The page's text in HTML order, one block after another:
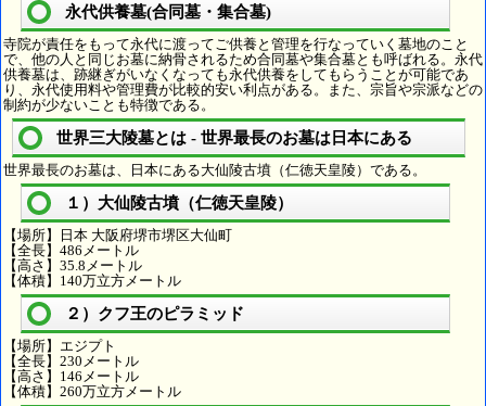
永代供養墓(合同墓・集合墓)
寺院が責任をもって永代に渡ってご供養と管理を行なっていく墓地のこと
で、他の人と同じお墓に納骨されるため合同墓や集合墓とも呼ばれる。永代
供養墓は、跡継ぎがいなくなっても永代供養をしてもらうことが可能であ
り、永代使用料や管理費が比較的安い利点がある。また、宗旨や宗派などの
制約が少ないことも特徴である。
世界三大陵墓とは - 世界最長のお墓は日本にある
世界最長のお墓は、日本にある大仙陵古墳（仁徳天皇陵）である。
１）大仙陵古墳（仁徳天皇陵）
【場所】日本 大阪府堺市堺区大仙町
【全長】486メートル
【高さ】35.8メートル
【体積】140万立方メートル
２）クフ王のピラミッド
【場所】エジプト
【全長】230メートル
【高さ】146メートル
【体積】260万立方メートル